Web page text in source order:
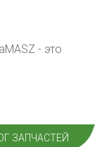
- это
ЗАПЧАСТЕЙ